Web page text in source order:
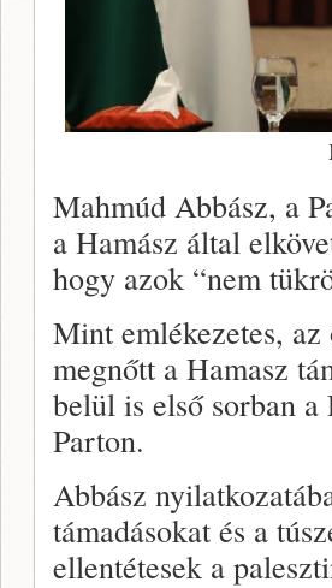
Mahmúd Abbász, a
a Hamász által
hogy azok “nem
Mint emlékezetes,
megnőtt a Hamasz
belül is első sorban
Parton.
Abbász
támadásokat és a
ellentétesek a